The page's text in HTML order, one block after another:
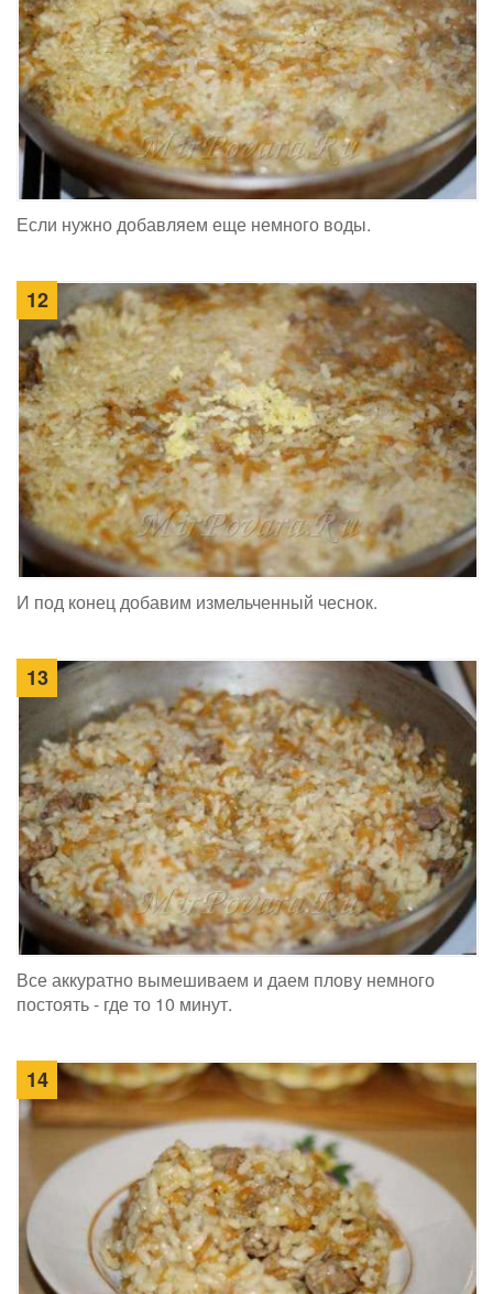
Если нужно добавляем еще немного воды.
12
И под конец добавим измельченный чеснок.
13
Все аккуратно вымешиваем и даем плову немного
постоять - где то 10 минут.
14